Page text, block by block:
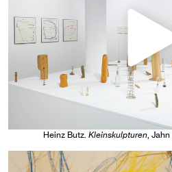
Heinz Butz. Kleinskulpturen,